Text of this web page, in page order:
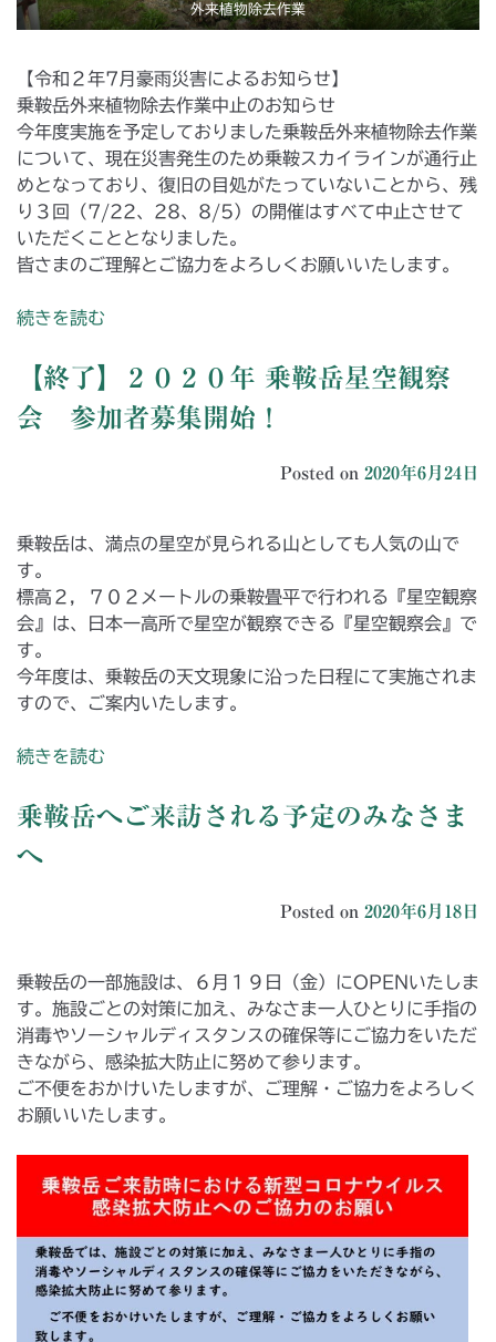
外来植物除去作業
【令和２年7月豪雨災害によるお知らせ】
乗鞍岳外来植物除去作業中止のお知らせ
今年度実施を予定しておりました乗鞍岳外来植物除去作業
について、現在災害発生のため乗鞍スカイラインが通行止
めとなっており、復旧の目処がたっていないことから、残
り３回（7/22、28、8/5）の開催はすべて中止させて
いただくこととなりました。
皆さまのご理解とご協力をよろしくお願いいたします。
続きを読む
【終了】２０２０年 乗鞍岳星空観察
会 参加者募集開始！
Posted on 2020年6月24日
乗鞍岳は、満点の星空が見られる山としても人気の山で
す。
標高２，７０２メートルの乗鞍畳平で行われる『星空観察
会』は、日本一高所で星空が観察できる『星空観察会』で
す。
今年度は、乗鞍岳の天文現象に沿った日程にて実施されま
すので、ご案内いたします。
続きを読む
乗鞍岳へご来訪される予定のみなさま
へ
Posted on 2020年6月18日
乗鞍岳の一部施設は、６月１９日（金）にOPENいたしま
す。施設ごとの対策に加え、みなさま一人ひとりに手指の
消毒やソーシャルディスタンスの確保等にご協力をいただ
きながら、感染拡大防止に努めて参ります。
ご不便をおかけいたしますが、ご理解・ご協力をよろしく
お願いいたします。